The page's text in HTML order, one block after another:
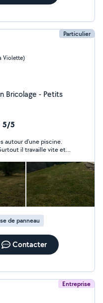
Particulier
Violette)
5/5
autour d’une piscine.
il travaille vite et
de panneau
Contacter
Entreprise